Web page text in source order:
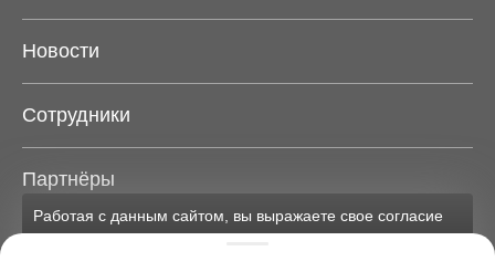
Новости
Сотрудники
Партнёры
Работая с данным сайтом, вы выражаете свое согласие
на применение файлов cookie и обработку персональных